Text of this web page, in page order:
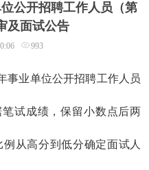
名师团队 考试专题
公开招聘工作人员（第
及面试公告
993
事业单位公开招聘工作人员
试成绩，保留小数点后两
从高分到低分确定面试人